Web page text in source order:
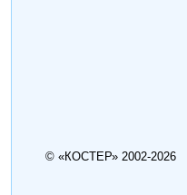
© «КОСТЕР» 2002-2026